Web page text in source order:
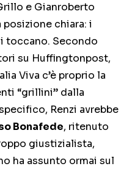
e Gianroberto
chiara: i
toccano. Secondo
su Huffingtonpost,
Viva c’è proprio la
“grillini” dalla
Renzi avrebbe
Bonafede, ritenuto
giustizialista,
ha assunto ormai sul